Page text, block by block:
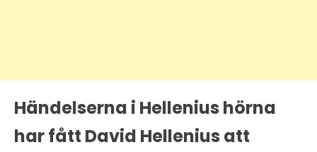
Händelserna i Hellenius hörna
har fått David Hellenius att